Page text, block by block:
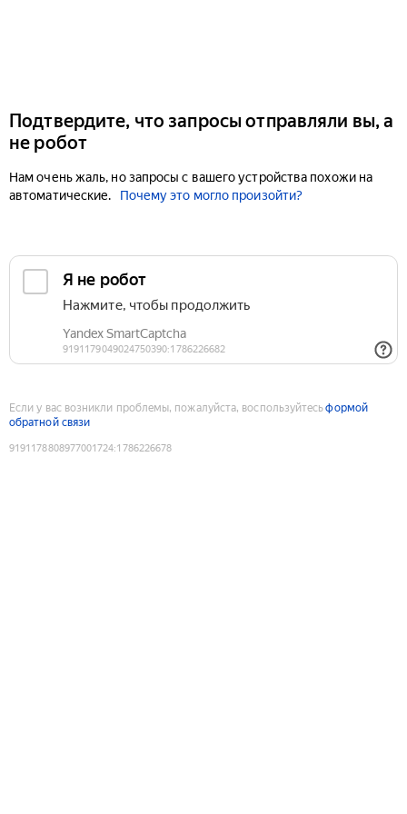
Подтвердите, что запросы отправляли вы, а
не робот
Нам очень жаль, но запросы с вашего устройства похожи на
автоматические.
Почему это могло произойти?
Если у вас возникли проблемы, пожалуйста, воспользуйтесьформой
обратной связи
9191178808977001724:1786226678